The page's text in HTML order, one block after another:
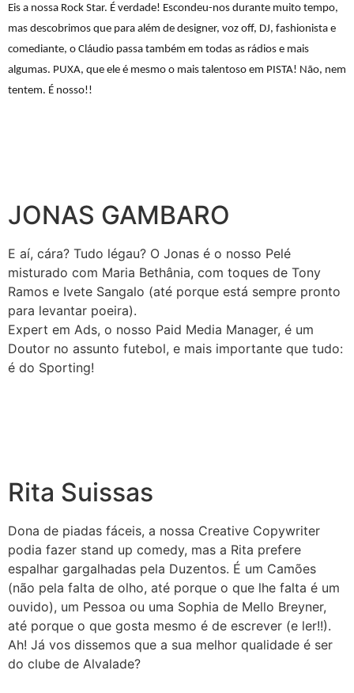
Eis a nossa Rock Star. É verdade! Escondeu-nos durante muito tempo,
mas descobrimos que para além de designer, voz off, DJ, fashionista e
comediante, o Cláudio passa também em todas as rádios e mais
algumas. PUXA, que ele é mesmo o mais talentoso em PISTA! Não, nem
tentem. É nosso!!
JONAS GAMBARO
E aí, cára? Tudo légau? O Jonas é o nosso Pelé
misturado com Maria Bethânia, com toques de Tony
Ramos e Ivete Sangalo (até porque está sempre pronto
para levantar poeira).
Expert em Ads, o nosso Paid Media Manager, é um
Doutor no assunto futebol, e mais importante que tudo:
é do Sporting!
Rita Suissas
Dona de piadas fáceis, a nossa Creative Copywriter
podia fazer stand up comedy, mas a Rita prefere
espalhar gargalhadas pela Duzentos. É um Camões
(não pela falta de olho, até porque o que lhe falta é um
ouvido), um Pessoa ou uma Sophia de Mello Breyner,
até porque o que gosta mesmo é de escrever (e ler!!).
Ah! Já vos dissemos que a sua melhor qualidade é ser
do clube de Alvalade?